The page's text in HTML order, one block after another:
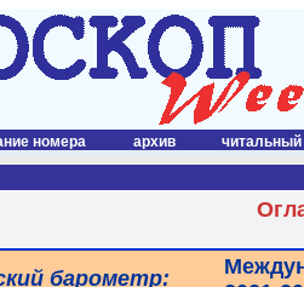
номера архив читальный
барометр: